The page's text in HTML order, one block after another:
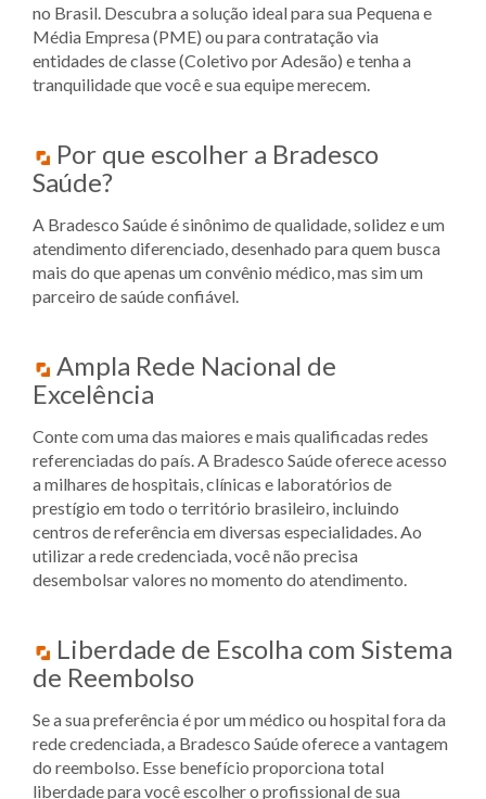
no Brasil. Descubra a solução ideal para sua Pequena e
Média Empresa (PME) ou para contratação via
entidades de classe (Coletivo por Adesão) e tenha a
tranquilidade que você e sua equipe merecem.
Por que escolher a Bradesco
Saúde?
A Bradesco Saúde é sinônimo de qualidade, solidez e um
atendimento diferenciado, desenhado para quem busca
mais do que apenas um convênio médico, mas sim um
parceiro de saúde confiável.
Ampla Rede Nacional de
Excelência
Conte com uma das maiores e mais qualificadas redes
referenciadas do país. A Bradesco Saúde oferece acesso
a milhares de hospitais, clínicas e laboratórios de
prestígio em todo o território brasileiro, incluindo
centros de referência em diversas especialidades. Ao
utilizar a rede credenciada, você não precisa
desembolsar valores no momento do atendimento.
Liberdade de Escolha com Sistema
de Reembolso
Se a sua preferência é por um médico ou hospital fora da
rede credenciada, a Bradesco Saúde oferece a vantagem
do reembolso. Esse benefício proporciona total
liberdade para você escolher o profissional de sua